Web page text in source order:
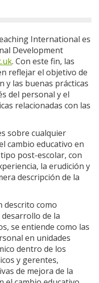
International es
Development
. Con este fin, las
reflejar el objetivo de
y las buenas prácticas
del personal y el
relacionadas con las
sobre cualquier
cambio educativo en
post-escolar, con
la erudición y
descripción de la
descrito como
de la
se entiende como las
en unidades
dentro de los
y gerentes,
de mejora de la